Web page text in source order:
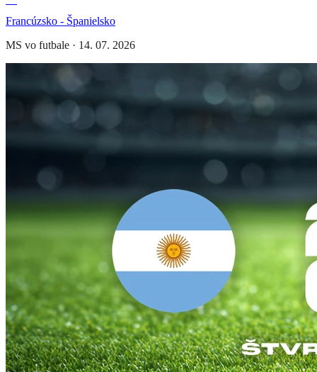
Francúzsko - Španielsko
MS vo futbale · 14. 07. 2026